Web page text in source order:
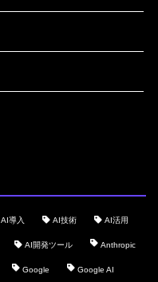
AI導入 AI技術 AI活用
AI開発ツール Anthropic
Google Google AI